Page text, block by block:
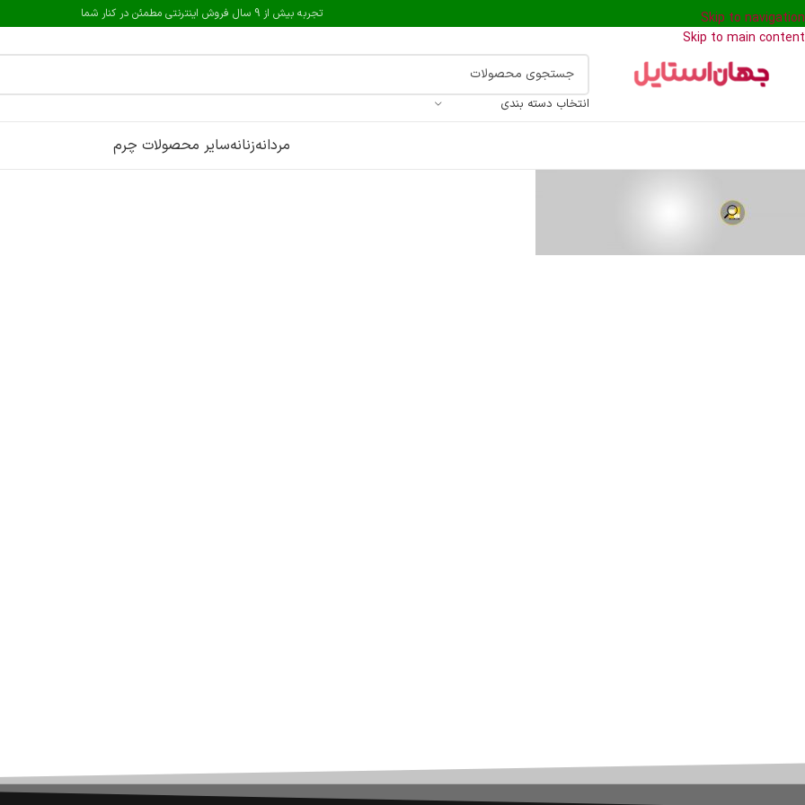
Skip to navigation
Skip to main content
تجربه بیش از 9 سال فروش اینترنتی مطمئن در کنار شما
انتخاب دسته بندی
مردانهزنانهسایر محصولات چرم